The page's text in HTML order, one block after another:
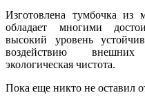
Изготовлена тумбочка из
обладает многими
высокий уровень
воздействию внешних
экологическая чистота.
Пока еще никто не оставил